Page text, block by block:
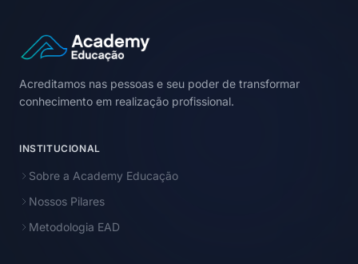
Acreditamos nas pessoas e seu poder de transformar
conhecimento em realização profissional.
INSTITUCIONAL
Sobre a Academy Educação
Nossos Pilares
Metodologia EAD